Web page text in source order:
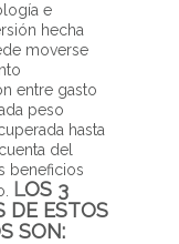
e
hecha
moverse
entre gasto
peso
hasta
del
beneficios
LOS 3
DE ESTOS
SON: